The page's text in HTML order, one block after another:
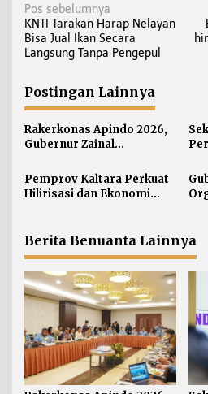
N
a
v
g
a
s
i
o
Pos sebelumnya
KNTI Tarakan Harap Nelayan
Bisa Jual Ikan Secara
Langsung Tanpa Pengepul
Postingan Lainnya
Rakerkonas Apindo 2026,
Gubernur Zainal
Strategis Kaltara ke
Perwakilan Negara
Pemprov Kaltara Perkuat
Hilirisasi dan Ekonomi
Berita Benuanta Lainnya